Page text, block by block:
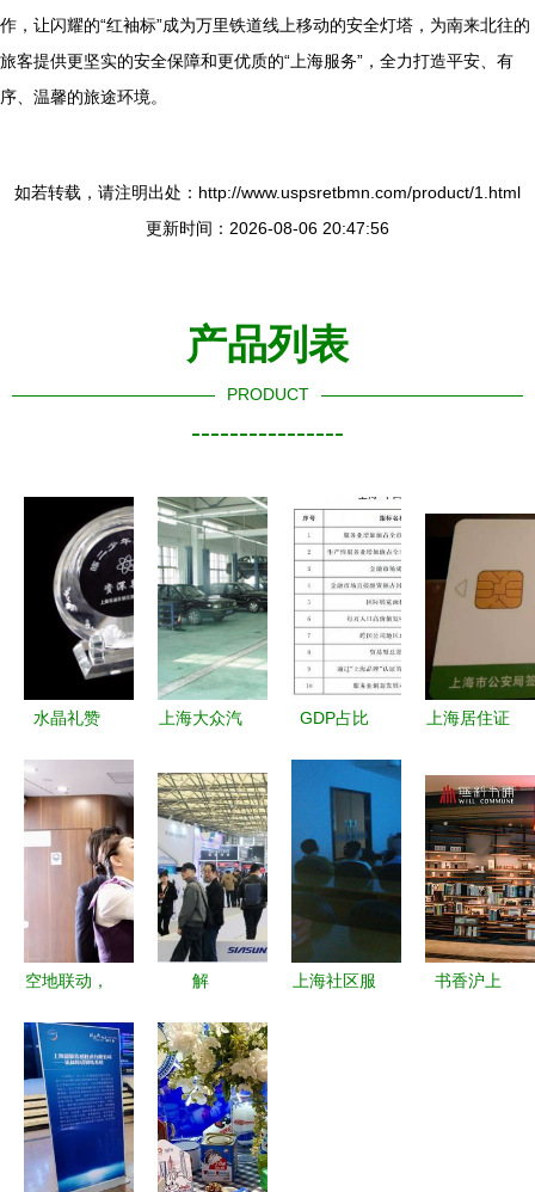
作，让闪耀的“红袖标”成为万里铁道线上移动的安全灯塔，为南来北往的
旅客提供更坚实的安全保障和更优质的“上海服务”，全力打造平安、有
序、温馨的旅途环境。
如若转载，请注明出处：http://www.uspsretbmn.com/product/1.html
更新时间：2026-08-06 20:47:56
产品列表
PRODUCT
----------------
水晶礼赞
上海服务的
完美协奏
上海大众汽
服务网络
专业服务，
贴心守护
GDP占比
看“上海服
务”如何挑
大梁，引领
城市发展新
格局
上海居住证
条件、流程
与便捷服务
空地联动，
东航空姐与
上海高铁乘
务组共
建“上海服
解
购物狂欢背
后的上海服
务新标杆
上海社区服
书香沪上